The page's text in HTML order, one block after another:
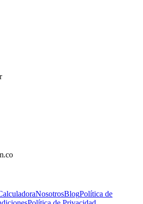
NosotrosBlogPolítica de